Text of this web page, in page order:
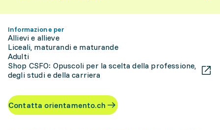
Informazione per
Allievi e allieve
Liceali, maturandi e maturande
Adulti
Shop CSFO: Opuscoli per la scelta della professione,
degli studi e della carriera
Contatta orientamento.ch